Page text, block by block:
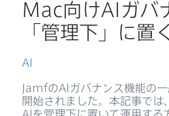
Mac向けAI ガバ
「管理下」に​置
AI
JamfのAI ガバナンス機能の​
開始されました。​本記事では、
AI を​管理下に​置いて​運用する​